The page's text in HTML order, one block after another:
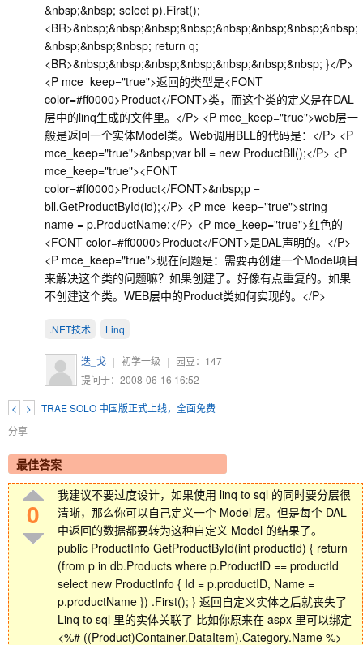
&nbsp;&nbsp; select p).First();
<BR>&nbsp;&nbsp;&nbsp;&nbsp;&nbsp;&nbsp;&nbsp;&nbsp;
&nbsp;&nbsp;&nbsp; return q;
<BR>&nbsp;&nbsp;&nbsp;&nbsp;&nbsp;&nbsp;&nbsp; }</P>
<P mce_keep="true">返回的类型是<FONT
color=#ff0000>Product</FONT>类，而这个类的定义是在DAL
层中的linq生成的文件里。</P> <P mce_keep="true">web层一
般是返回一个实体Model类。Web调用BLL的代码是：</P> <P
mce_keep="true">&nbsp;var bll = new ProductBll();</P> <P
mce_keep="true"><FONT
color=#ff0000>Product</FONT>&nbsp;p =
bll.GetProductById(id);</P> <P mce_keep="true">string
name = p.ProductName;</P> <P mce_keep="true">红色的
<FONT color=#ff0000>Product</FONT>是DAL声明的。</P>
<P mce_keep="true">现在问题是：需要再创建一个Model项目
来解决这个类的问题嘛？如果创建了。好像有点重复的。如果
不创建这个类。WEB层中的Product类如何实现的。</P>
.NET技术 Linq
迭_戈 | 初学一级 | 园豆： 147
提问于：2008-06-16 16:52
< >
TRAE SOLO 中国版正式上线，全面免费
分享
最佳答案
0
我建议不要过度设计，如果使用 linq to sql 的同时要分层很
清晰，那么你可以自己定义一个 Model 层。但是每个 DAL
中返回的数据都要转为这种自定义 Model 的结果了。
public ProductInfo GetProductById(int productId) { return
(from p in db.Products where p.ProductID == productId
select new ProductInfo { Id = p.productID, Name =
p.productName }) .First(); } 返回自定义实体之后就丧失了
Linq to sql 里的实体关联了 比如你原来在 aspx 里可以绑定
<%# ((Product)Container.DataItem).Category.Name %>